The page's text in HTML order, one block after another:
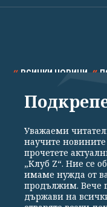
ВСИЧКИ НОВИНИ
СПОРТ КУЛТУРА
Общи условия
Уважаеми
научите
прочетете
„Клуб Z“. Ние се
имаме нужда от
продължим. Вече
държави на